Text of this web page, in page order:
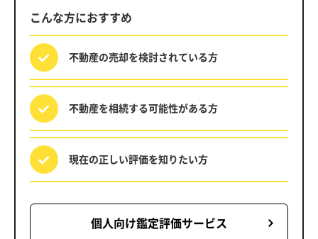
こんな方におすすめ
不動産の売却を検討されている方
不動産を相続する可能性がある方
現在の正しい評価を知りたい方
個人向け鑑定評価サービス